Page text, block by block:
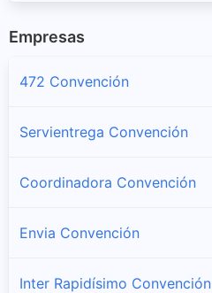
Empresas
472 Convención
Servientrega Convención
Coordinadora Convención
Envia Convención
Inter Rapidísimo Convención